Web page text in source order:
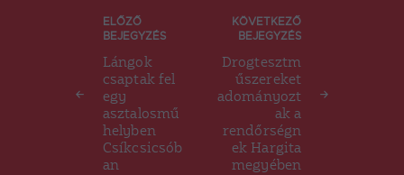
Bejegyzés
navigáció
ELŐZŐ
BEJEGYZÉS
Lángok
csaptak fel
egy
asztalosmű
helyben
Csíkcsicsób
an
KÖVETKEZŐ
BEJEGYZÉS
Drogtesztm
űszereket
adományozt
ak a
rendőrségn
ek Hargita
megyében